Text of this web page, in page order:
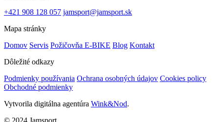
+421 908 128 057 jamsport@jamsport.sk
Mapa stránky
Domov Servis Požičovňa E-BIKE Blog Kontakt
Dôležité odkazy
Podmienky používania Ochrana osobných údajov Cookies policy
Obchodné podmienky
Vytvorila digitálna agentúra Wink&Nod.
© 2024 Jamsport